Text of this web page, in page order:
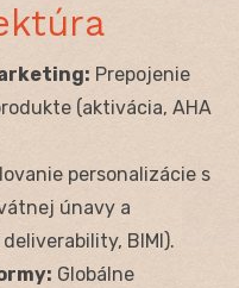
Prepojenie
(aktivácia, AHA
personalizácie s
únavy a
BIMI).
Globálne